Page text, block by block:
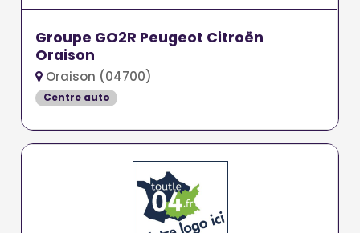
Groupe GO2R Peugeot Citroën
Oraison
Oraison (04700)
Centre auto